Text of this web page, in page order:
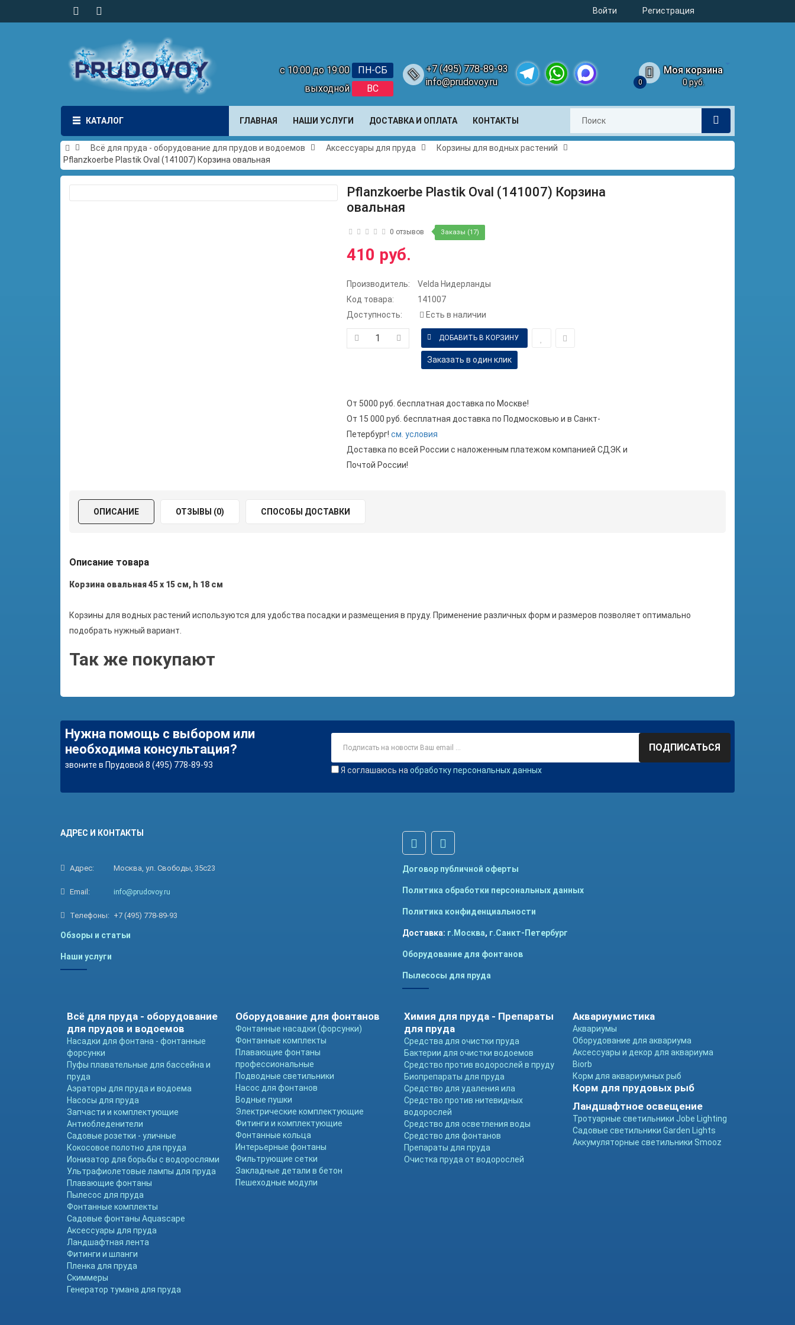
Войти Регистрация
с 10:00 до 19:00
ПН-СБ
выходной
ВС
+7 (495) 778-89-93
info@prudovoy.ru
Моя корзина
0 0 руб.
КАТАЛОГ ГЛАВНАЯ НАШИ УСЛУГИ ДОСТАВКА И ОПЛАТА КОНТАКТЫ
Всё для пруда - оборудование для прудов и водоемов Аксессуары для пруда
Корзины для водных растений
Pflanzkoerbe Plastik Oval (141007) Корзина овальная
Pflanzkoerbe Plastik Oval (141007) Корзина
овальная
0 отзывов Заказы (17)
410 руб.
Производитель:
Velda Нидерланды
Код товара:
141007
Доступность:
Есть в наличии
Заказать в один клик
От 5000 руб. бесплатная доставка по Москве!
От 15 000 руб. бесплатная доставка по Подмосковью и в Санкт-
Петербург! см. условия
Доставка по всей России с наложенным платежом компанией СДЭК и
Почтой России!
ОПИСАНИЕ ОТЗЫВЫ (0) СПОСОБЫ ДОСТАВКИ
Описание товара
Корзина овальная 45 х 15 см, h 18 см
Корзины для водных растений используются для удобства посадки и размещения в пруду. Применение различных форм и размеров позволяет оптимально
подобрать нужный вариант.
Так же покупают
Нужна помощь с выбором или
необходима консультация?
звоните в Прудовой 8 (495) 778-89-93
ПОДПИСАТЬСЯ
Я соглашаюсь на обработку персональных данных
АДРЕС И КОНТАКТЫ
Адрес: Москва, ул. Свободы, 35с23
Email: info@prudovoy.ru
Телефоны: +7 (495) 778-89-93
Обзоры и статьи
Наши услуги
Договор публичной оферты
Политика обработки персональных данных
Политика конфиденциальности
Доставка: г.Москва, г.Санкт-Петербург
Оборудование для фонтанов
Пылесосы для пруда
Всё для пруда - оборудование
для прудов и водоемов
Насадки для фонтана - фонтанные
форсунки
Пуфы плавательные для бассейна и
пруда
Аэраторы для пруда и водоема
Насосы для пруда
Запчасти и комплектующие
Антиобледенители
Садовые розетки - уличные
Кокосовое полотно для пруда
Ионизатор для борьбы с водорослями
Ультрафиолетовые лампы для пруда
Плавающие фонтаны
Пылесос для пруда
Фонтанные комплекты
Садовые фонтаны Aquascape
Аксессуары для пруда
Ландшафтная лента
Фитинги и шланги
Пленка для пруда
Скиммеры
Генератор тумана для пруда
Оборудование для фонтанов
Фонтанные насадки (форсунки)
Фонтанные комплекты
Плавающие фонтаны
профессиональные
Подводные светильники
Насос для фонтанов
Водные пушки
Электрические комплектующие
Фитинги и комплектующие
Фонтанные кольца
Интерьерные фонтаны
Фильтрующие сетки
Закладные детали в бетон
Пешеходные модули
Химия для пруда - Препараты
для пруда
Средства для очистки пруда
Бактерии для очистки водоемов
Средство против водорослей в пруду
Биопрепараты для пруда
Средство для удаления ила
Средство против нитевидных
водорослей
Средство для осветления воды
Средство для фонтанов
Препараты для пруда
Очистка пруда от водорослей
Аквариумистика
Аквариумы
Оборудование для аквариума
Аксессуары и декор для аквариума
Biorb
Корм для аквариумных рыб
Корм для прудовых рыб
Ландшафтное освещение
Тротуарные светильники Jobe Lighting
Садовые светильники Garden Lights
Аккумуляторные светильники Smooz